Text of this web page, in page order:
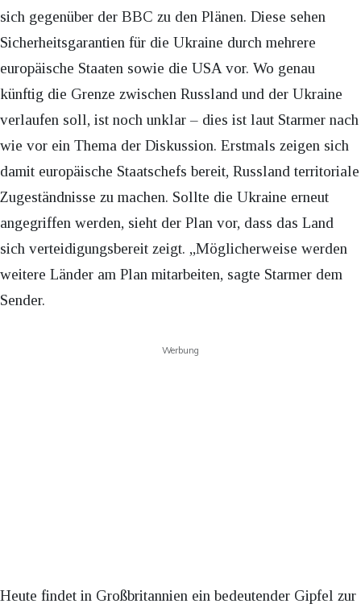
sich gegenüber der BBC zu den Plänen. Diese sehen
Sicherheitsgarantien für die Ukraine durch mehrere
europäische Staaten sowie die USA vor. Wo genau
künftig die Grenze zwischen Russland und der Ukraine
verlaufen soll, ist noch unklar – dies ist laut Starmer nach
wie vor ein Thema der Diskussion. Erstmals zeigen sich
damit europäische Staatschefs bereit, Russland territoriale
Zugeständnisse zu machen. Sollte die Ukraine erneut
angegriffen werden, sieht der Plan vor, dass das Land
sich verteidigungsbereit zeigt. „Möglicherweise werden
weitere Länder am Plan mitarbeiten, sagte Starmer dem
Sender.
Werbung
Heute findet in Großbritannien ein bedeutender Gipfel zur